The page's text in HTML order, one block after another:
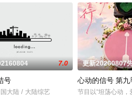
脱真人秀《密室大逃脱》的官方定制衍生节目
7.0
号
大陆 / 大陆综艺
更新20260807
心动的信号 第九
节目以“坦荡心动